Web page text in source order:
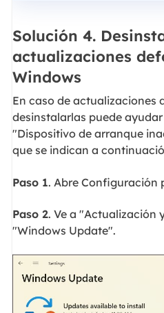
Solución 4.
actualizaciones
Windows
En caso de actualizaciones
desinstalarlas puede
"Dispositivo de arranque
que se indican a
Paso 1. Abre Configuración
Paso 2. Ve a "Actualización
"Windows Update".